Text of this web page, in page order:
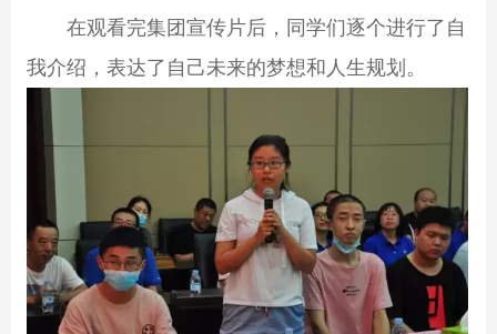
在观看完集团宣传片后，同学们逐个进行了自
我介绍，表达了自己未来的梦想和人生规划。